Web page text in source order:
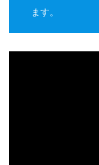
ます。